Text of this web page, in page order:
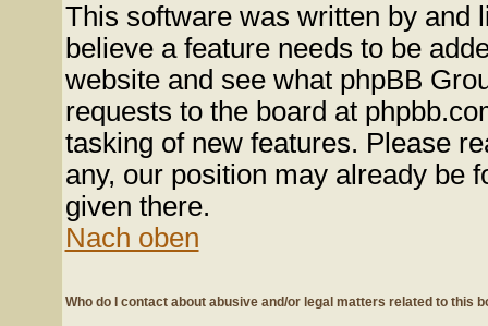
This software was written by and
believe a feature needs to be
website and see what phpBB
requests to the board at
tasking of new features. Please
any, our position may already be
given there.
Nach oben
Who do I contact about abusive and/or legal matters related to this